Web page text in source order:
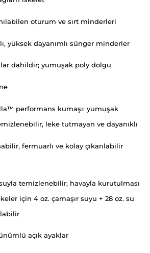
oturum ve sırt minderleri
yüksek dayanımlı sünger minderler
dahildir; yumuşak poly dolgu
performans kumaşı: yumuşak
leke tutmayan ve dayanıklı
fermuarlı ve kolay çıkarılabilir
temizlenebilir; havayla kurutulması
için 4 oz. çamaşır suyu + 28 oz. su
açık ayaklar